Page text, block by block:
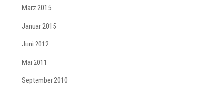
März 2015
Januar 2015
Juni 2012
Mai 2011
September 2010